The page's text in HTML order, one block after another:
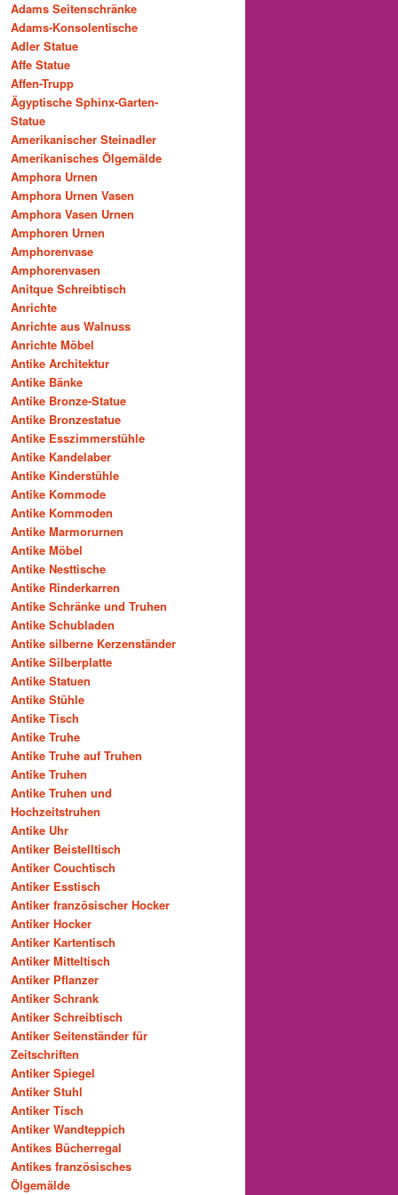
Adams Seitenschränke
Adams-Konsolentische
Adler Statue
Affe Statue
Affen-Trupp
Ägyptische Sphinx-Garten-
Statue
Amerikanischer Steinadler
Amerikanisches Ölgemälde
Amphora Urnen
Amphora Urnen Vasen
Amphora Vasen Urnen
Amphoren Urnen
Amphorenvase
Amphorenvasen
Anitque Schreibtisch
Anrichte
Anrichte aus Walnuss
Anrichte Möbel
Antike Architektur
Antike Bänke
Antike Bronze-Statue
Antike Bronzestatue
Antike Esszimmerstühle
Antike Kandelaber
Antike Kinderstühle
Antike Kommode
Antike Kommoden
Antike Marmorurnen
Antike Möbel
Antike Nesttische
Antike Rinderkarren
Antike Schränke und Truhen
Antike Schubladen
Antike silberne Kerzenständer
Antike Silberplatte
Antike Statuen
Antike Stühle
Antike Tisch
Antike Truhe
Antike Truhe auf Truhen
Antike Truhen
Antike Truhen und
Hochzeitstruhen
Antike Uhr
Antiker Beistelltisch
Antiker Couchtisch
Antiker Esstisch
Antiker französischer Hocker
Antiker Hocker
Antiker Kartentisch
Antiker Mitteltisch
Antiker Pflanzer
Antiker Schrank
Antiker Schreibtisch
Antiker Seitenständer für
Zeitschriften
Antiker Spiegel
Antiker Stuhl
Antiker Tisch
Antiker Wandteppich
Antikes Bücherregal
Antikes französisches
Ölgemälde